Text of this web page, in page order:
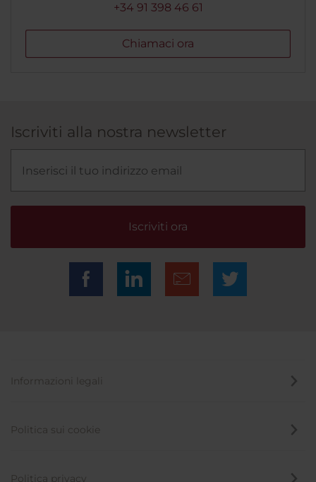
+34 91 398 46 61
Chiamaci ora
Iscriviti alla nostra newsletter
Iscriviti ora
Informazioni legali
Politica sui cookie
Politica privacy